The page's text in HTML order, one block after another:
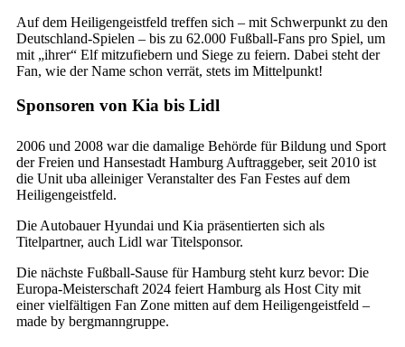
Auf dem Heiligengeistfeld treffen sich – mit Schwerpunkt zu den
Deutschland-Spielen – bis zu 62.000 Fußball-Fans pro Spiel, um
mit „ihrer“ Elf mitzufiebern und Siege zu feiern. Dabei steht der
Fan, wie der Name schon verrät, stets im Mittelpunkt!
Sponsoren von Kia bis Lidl
2006 und 2008 war die damalige Behörde für Bildung und Sport
der Freien und Hansestadt Hamburg Auftraggeber, seit 2010 ist
die Unit uba alleiniger Veranstalter des Fan Festes auf dem
Heiligengeistfeld.
Die Autobauer Hyundai und Kia präsentierten sich als
Titelpartner, auch Lidl war Titelsponsor.
Die nächste Fußball-Sause für Hamburg steht kurz bevor: Die
Europa-Meisterschaft 2024 feiert Hamburg als Host City mit
einer vielfältigen Fan Zone mitten auf dem Heiligengeistfeld –
made by bergmanngruppe.